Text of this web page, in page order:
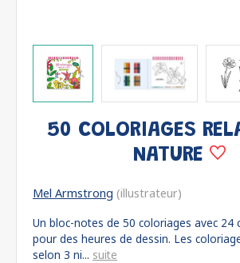
50 COLORIAGES
NATURE
Mel Armstrong (illustrateur)
Un bloc-notes de 50 coloriages avec 24
pour des heures de dessin. Les
selon 3 ni... suite